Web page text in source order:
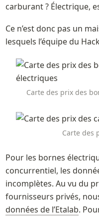
carburant ? Électrique,
Ce n’est donc pas un
lesquels l’équipe du
Carte des prix des
Carte des
Pour les bornes
concurrentiel, les
incomplètes. Au vu du
données de l’Etalab.